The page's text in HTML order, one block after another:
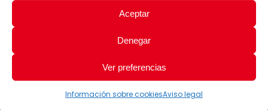
Aceptar
Denegar
Ver preferencias
Información sobre cookiesAviso legal